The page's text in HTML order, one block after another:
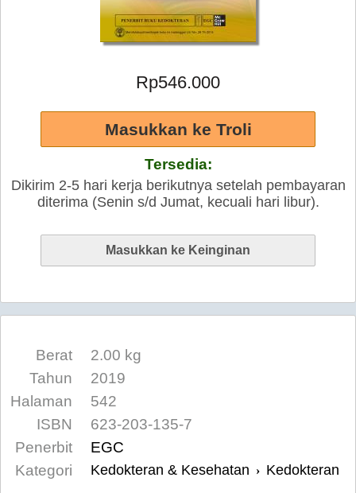
Rp546.000
Tersedia:
Dikirim 2-5 hari kerja berikutnya setelah pembayaran
diterima (Senin s/d Jumat, kecuali hari libur).
Berat
2.00 kg
Tahun
2019
Halaman
542
ISBN
623-203-135-7
Penerbit
EGC
Kategori
Kedokteran & Kesehatan › Kedokteran